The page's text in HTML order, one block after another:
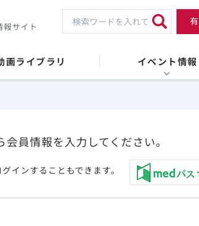
報サイト
画ライブラリ イベント情報
員情報を入力してください。
インすることもできます。